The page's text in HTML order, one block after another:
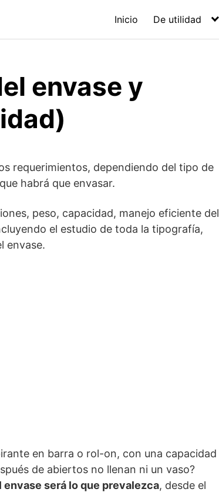
Inicio De utilidad
envase y
requerimientos, dependiendo del tipo de
habrá que envasar.
peso, capacidad, manejo eficiente del
el estudio de toda la tipografía,
envase.
en barra o rol-on, con una capacidad
de abiertos no llenan ni un vaso?
será lo que prevalezca, desde el